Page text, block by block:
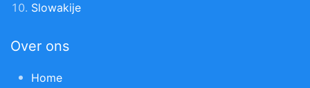
Slowakije
Over ons
Home